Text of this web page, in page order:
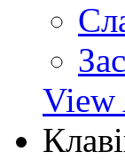
View